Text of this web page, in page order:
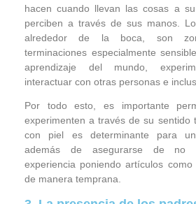
hacen cuando llevan las cosas a
perciben a través de sus manos.
alrededor de la boca, son
terminaciones especialmente
aprendizaje del mundo,
interactuar con otras personas e
Por todo esto, es importante
experimenten a través de su sentido
con piel es determinante para un
además de asegurarse de no
experiencia poniendo artículos
de manera temprana.